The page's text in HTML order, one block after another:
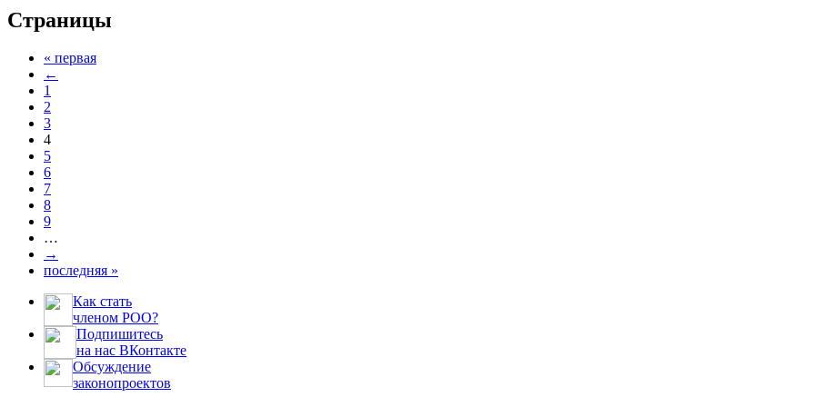
Страницы
« первая
←
1
2
3
4
5
6
7
8
9
…
→
последняя »
Как стать
членом РОО?
Подпишитесь
на нас ВКонтакте
Обсуждение
законопроектов